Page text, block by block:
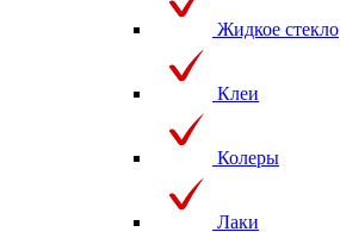
Жидкое стекло
Клеи
Колеры
Лаки